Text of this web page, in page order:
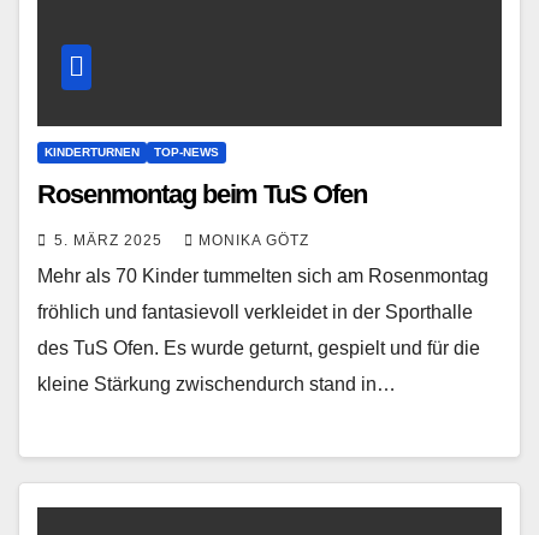
KINDERTURNEN TOP-NEWS
Rosenmontag beim TuS Ofen
5. MÄRZ 2025 MONIKA GÖTZ
Mehr als 70 Kinder tummelten sich am Rosenmontag
fröhlich und fantasievoll verkleidet in der Sporthalle
des TuS Ofen. Es wurde geturnt, gespielt und für die
kleine Stärkung zwischendurch stand in…